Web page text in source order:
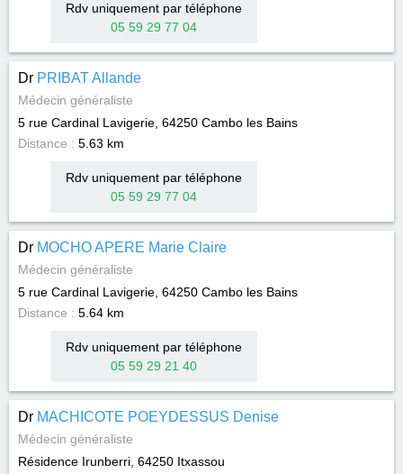
Rdv uniquement par téléphone
05 59 29 77 04
Dr PRIBAT Allande
Médecin généraliste
5 rue Cardinal Lavigerie, 64250 Cambo les Bains
Distance : 5.63 km
Rdv uniquement par téléphone
05 59 29 77 04
Dr MOCHO APERE Marie Claire
Médecin généraliste
5 rue Cardinal Lavigerie, 64250 Cambo les Bains
Distance : 5.64 km
Rdv uniquement par téléphone
05 59 29 21 40
Dr MACHICOTE POEYDESSUS Denise
Médecin généraliste
Résidence Irunberri, 64250 Itxassou